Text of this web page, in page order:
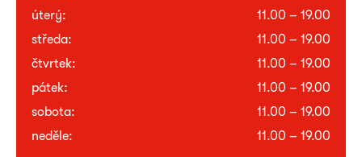
úterý:
11.00 – 19.00
středa:
11.00 – 19.00
čtvrtek:
11.00 – 19.00
pátek:
11.00 – 19.00
sobota:
11.00 – 19.00
neděle:
11.00 – 19.00